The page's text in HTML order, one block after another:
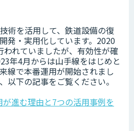
術を活用して、鉄道設備の復
発・実用化しています。2020
れていましたが、有効性が確
年4月からは山手線をはじめと
線で本番運用が開始されまし
以下の記事をご覧ください。
進む理由と7つの活用事例を